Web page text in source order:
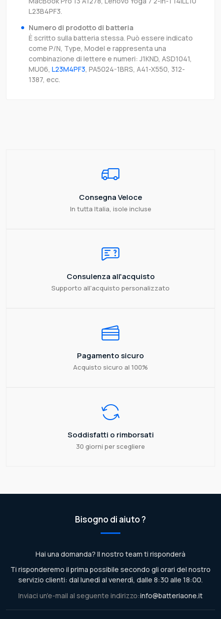
L23B4PF3.
Numero di prodotto di batteria
È scritto sulla batteria stessa. Può essere indicato
come P/N, Type, Model e rappresenta una
combinazione di lettere e numeri: J1KND, ASD1041,
MU06, L23M4PF3, PA5024-1BRS, A41-X550, 312-
1387, ecc.
Consegna Veloce
In tutta Italia, isole incluse
Consulenza all'acquisto
Supporto all'acquisto personalizzato
Pagamento sicuro
Acquisto sicuro al 100%
Soddisfatti o rimborsati
30 giorni per scegliere
Bisogno di aiuto ?
Hai una domanda? Il nostro team ti risponderà
Ti risponderemo il prima possibile secondo gli orari del nostro
servizio clienti: dal lunedì al venerdì, dalle 8:30 alle 18:00.
Inviaci un'e-mail al seguente indirizzo:info@batteriaone.it